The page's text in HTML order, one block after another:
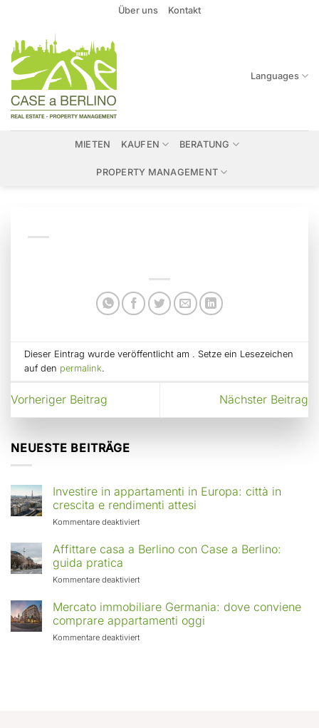
springen
Über uns Kontakt
Languages
MIETEN KAUFEN BERATUNG
PROPERTY MANAGEMENT
Dieser Eintrag wurde veröffentlicht am . Setze ein Lesezeichen
auf den permalink.
Vorheriger Beitrag Nächster Beitrag
NEUESTE BEITRÄGE
Investire in appartamenti in Europa: città in
crescita e rendimenti attesi
Kommentare deaktiviertfür
in
Europa:
in
crescita
rendimenti
Affittare casa a Berlino con Case a Berlino:
guida pratica
Kommentare deaktiviertfür
casa
a
Berlino
con
Mercato immobiliare Germania: dove conviene
comprare appartamenti oggi
Kommentare deaktiviertfür